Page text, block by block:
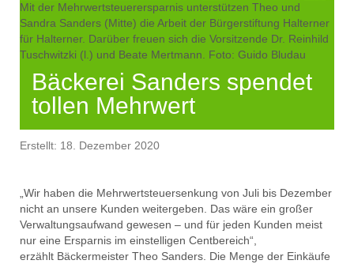
Mit der Mehrwertsteuerersparnis unterstützen Theo und
Sandra Sanders (Mitte) die Arbeit der Bürgerstiftung Halterner
für Halterner. Darüber freuen sich die Vorsitzende Dr. Reinhild
Tuschwitzki (l.) und Beate Mertmann. Foto: Guido Bludau
Bäckerei Sanders spendet
tollen Mehrwert
Erstellt: 18. Dezember 2020
Wir haben die Mehrwertsteuersenkung von Juli bis Dezember
nicht an unsere Kunden weitergeben. Das wäre ein großer
Verwaltungsaufwand gewesen – und für jeden Kunden meist
nur eine Ersparnis im einstelligen Centbereich“,
erzählt Bäckermeister Theo Sanders. Die Menge der Einkäufe